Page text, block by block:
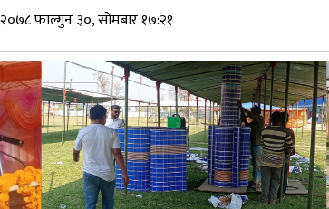
२०७८ फाल्गुन ३०, सोमबार १७:२१